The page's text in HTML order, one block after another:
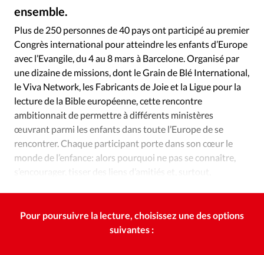
RUBRIQUES
Tous les articles
Actualité internationale
Chronique
Culture
Dossier
Eglises Foi Génération réveil
Monde
Opinions
Publireportage
Relations Aujourd'hui
Société
Tour du monde des Eglises
Trait d'Ixène
Vécu
Vie Intérieure
ensemble.
Plus de 250 personnes de 40 pays ont participé au premier
Congrès international pour atteindre les enfants d’Europe
avec l’Evangile, du 4 au 8 mars à Barcelone. Organisé par
une dizaine de missions, dont le Grain de Blé International,
le Viva Network, les Fabricants de Joie et la Ligue pour la
lecture de la Bible européenne, cette rencontre
ambitionnait de permettre à différents ministères
œuvrant parmi les enfants dans toute l’Europe de se
rencontrer. Chaque participant porte dans son cœur le
monde de l’enfance: alors pourquoi ne pas se connaître,
s’encourager, tisser des liens d’amitiés et, surtout,
Pour poursuivre la lecture, choisissez une des options
suivantes :